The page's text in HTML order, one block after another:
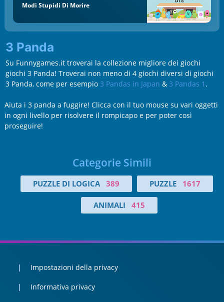
Modi Stupidi Di Morire
3 Panda
Su Funnygames.it troverai la collezione migliore dei giochi
giochi 3 Panda! Troverai non meno di 4 giochi diversi di giochi
3 Panda, come per esempio 3 Pandas in Japan & 3 Pandas 1 .
Aiuta i 3 panda a fuggire! Clicca con il tuo mouse su vari oggetti
in ogni livello per risolvere il rompicapo e per poter così
proseguire!
Categorie Simili
PUZZLE DI LOGICA 389 PUZZLE 1617
ANIMALI 415
Impostazioni della privacy
Informativa privacy